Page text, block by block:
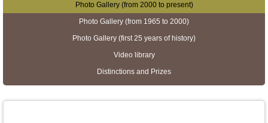
Photo Gallery (from 2000 to present)
Photo Gallery (from 1965 to 2000)
Photo Gallery (first 25 years of history)
Video library
Distinctions and Prizes